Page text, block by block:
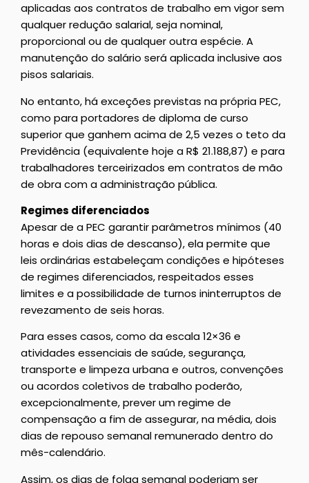
aplicadas aos contratos de trabalho em vigor sem
qualquer redução salarial, seja nominal,
proporcional ou de qualquer outra espécie. A
manutenção do salário será aplicada inclusive aos
pisos salariais.
No entanto, há exceções previstas na própria PEC,
como para portadores de diploma de curso
superior que ganhem acima de 2,5 vezes o teto da
Previdência (equivalente hoje a R$ 21.188,87) e para
trabalhadores terceirizados em contratos de mão
de obra com a administração pública.
Regimes diferenciados
Apesar de a PEC garantir parâmetros mínimos (40
horas e dois dias de descanso), ela permite que
leis ordinárias estabeleçam condições e hipóteses
de regimes diferenciados, respeitados esses
limites e a possibilidade de turnos ininterruptos de
revezamento de seis horas.
Para esses casos, como da escala 12×36 e
atividades essenciais de saúde, segurança,
transporte e limpeza urbana e outros, convenções
ou acordos coletivos de trabalho poderão,
excepcionalmente, prever um regime de
compensação a fim de assegurar, na média, dois
dias de repouso semanal remunerado dentro do
mês-calendário.
Assim, os dias de folga semanal poderiam ser